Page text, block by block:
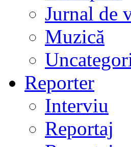
Jurnal de
Muzică
Reporter
Interviu
Reportaj